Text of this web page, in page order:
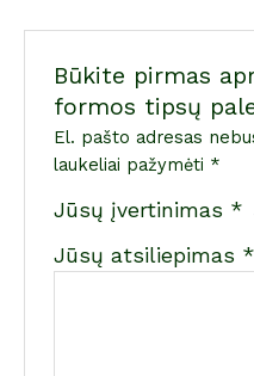
Būkite pirmas
formos tipsų
El. pašto adresas
laukeliai pažymėti *
Jūsų įvertinimas *
Jūsų atsiliepimas *